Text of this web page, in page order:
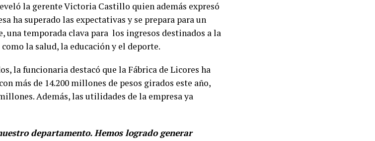
la gerente Victoria Castillo quien además expresó
ha superado las expectativas y se prepara para un
una temporada clava para los ingresos destinados a la
la salud, la educación y el deporte.
la funcionaria destacó que la Fábrica de Licores ha
más de 14.200 millones de pesos girados este año,
Además, las utilidades de la empresa ya
departamento. Hemos logrado generar